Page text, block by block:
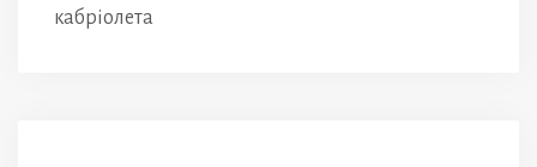
кабріолета